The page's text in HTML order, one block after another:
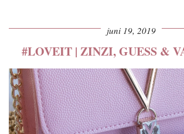
juni 19, 2019
#LOVEIT | ZINZI, GUESS &